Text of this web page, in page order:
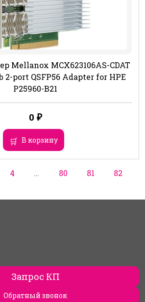
Mellanox MCX623106AS-CDAT
2-port QSFP56 Adapter for HPE
P25960-B21
0 ₽
В корзину
4 … 80 81 82
Запрос КП
Обратный звонок